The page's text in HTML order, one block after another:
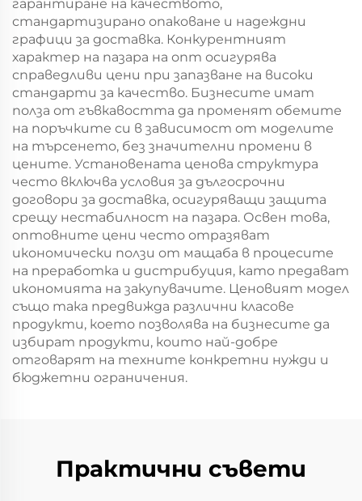
гарантиране на качеството,
стандартизирано опаковане и надеждни
графици за доставка. Конкурентният
характер на пазара на опт осигурява
справедливи цени при запазване на високи
стандарти за качество. Бизнесите имат
полза от гъвкавостта да променят обемите
на поръчките си в зависимост от моделите
на търсенето, без значителни промени в
цените. Установената ценова структура
често включва условия за дългосрочни
договори за доставка, осигуряващи защита
срещу нестабилност на пазара. Освен това,
оптовните цени често отразяват
икономически ползи от мащаба в процесите
на преработка и дистрибуция, като предават
икономията на закупувачите. Ценовият модел
също така предвижда различни класове
продукти, което позволява на бизнесите да
избират продукти, които най-добре
отговарят на техните конкретни нужди и
бюджетни ограничения.
Практични съвети